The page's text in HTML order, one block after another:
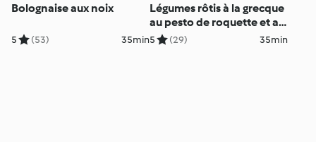
Bolognaise aux noix
5 (53) 35min
Légumes rôtis à la grecque
au pesto de roquette et au
citron
5 (29) 35min